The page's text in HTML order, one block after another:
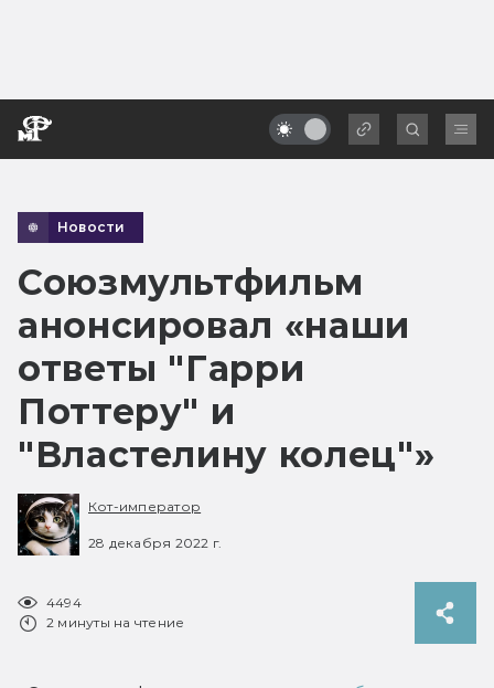
Новости
Союзмультфильм
анонсировал «наши
ответы "Гарри
Поттеру" и
"Властелину колец"»
Кот-император
28 декабря 2022 г.
4494
2 минуты на чтение